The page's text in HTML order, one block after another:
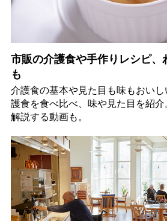
市販の介護食や手作りレシピ、
も
介護食の基本や見た目も味もおい
護食を食べ比べ、味や見た目を紹
解説する動画も。